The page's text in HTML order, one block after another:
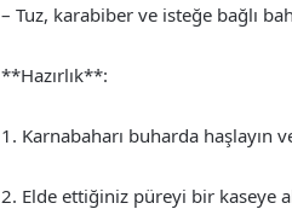
– Tuz, karabiber ve isteğe bağlı
**Hazırlık**:
1. Karnabaharı buharda haşlayın
2. Elde ettiğiniz püreyi bir kaseye